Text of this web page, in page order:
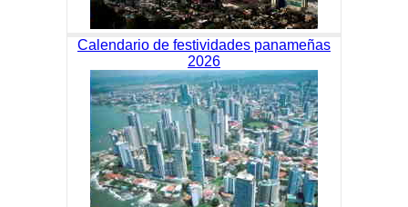
Calendario de festividades panameñas
2026